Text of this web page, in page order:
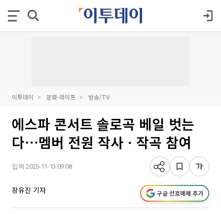
이투데이 문화·라이프 방송/TV
에스파 콘서트 솔로곡 베일 벗는
다⋯멤버 전원 작사ㆍ작곡 참여
입력 2025-11-13 09:08
장유진 기자 구글 선호매체 추가